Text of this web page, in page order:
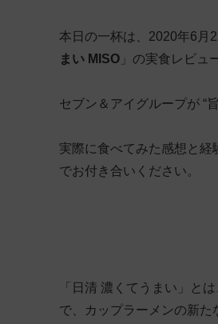
本日の一杯は、2020年6月
まい MISO 」の実食レビュ
セブン＆アイグループが “
実際に食べてみた感想と経
でお付き合いください。
「日清 濃くてうまい」と
で、カップラーメンの新